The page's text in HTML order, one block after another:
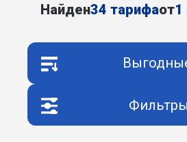
Найден34 тарифаот1
Фильтры